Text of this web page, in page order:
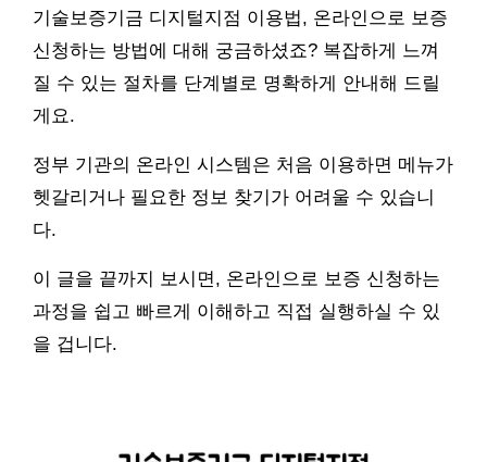
기술보증기금 디지털지점 이용법, 온라인으로 보증
신청하는 방법에 대해 궁금하셨죠? 복잡하게 느껴
질 수 있는 절차를 단계별로 명확하게 안내해 드릴
게요.
정부 기관의 온라인 시스템은 처음 이용하면 메뉴가
헷갈리거나 필요한 정보 찾기가 어려울 수 있습니
다.
이 글을 끝까지 보시면, 온라인으로 보증 신청하는
과정을 쉽고 빠르게 이해하고 직접 실행하실 수 있
을 겁니다.